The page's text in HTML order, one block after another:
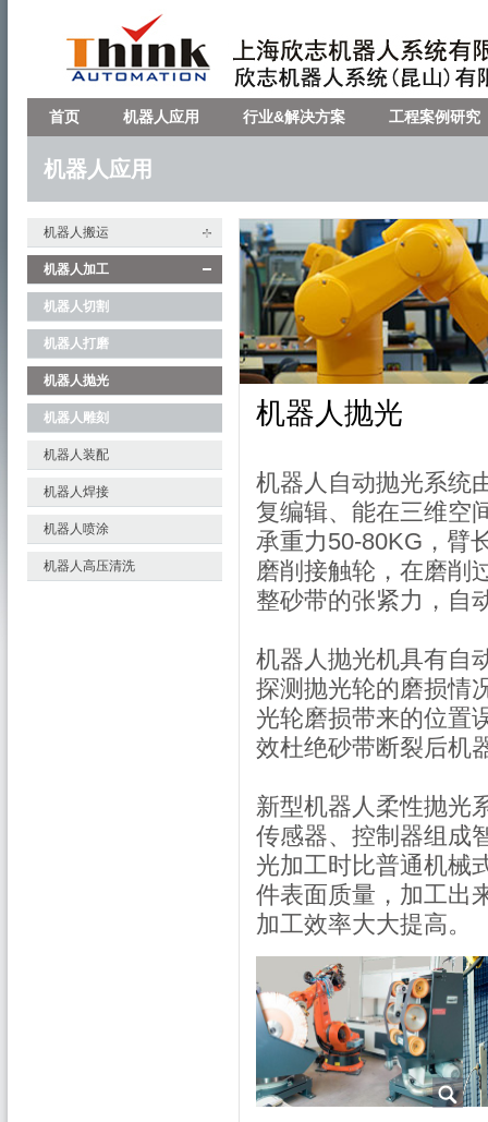
首页 机器人应用 行业&解决方案 工程案例研究
机器人应用
机器人搬运
机器人加工
机器人切割
机器人打磨
机器人抛光
机器人雕刻
机器人装配
机器人焊接
机器人喷涂
机器人高压清洗
机器人抛光
机器人自动抛光系统
复编辑、能在三维空
承重力50-80KG，臂
磨削接触轮，在磨削
整砂带的张紧力，自
机器人抛光机具有自
探测抛光轮的磨损情
光轮磨损带来的位置
效杜绝砂带断裂后机
新型机器人柔性抛光
传感器、控制器组成
光加工时比普通机械
件表面质量，加工出
加工效率大大提高。